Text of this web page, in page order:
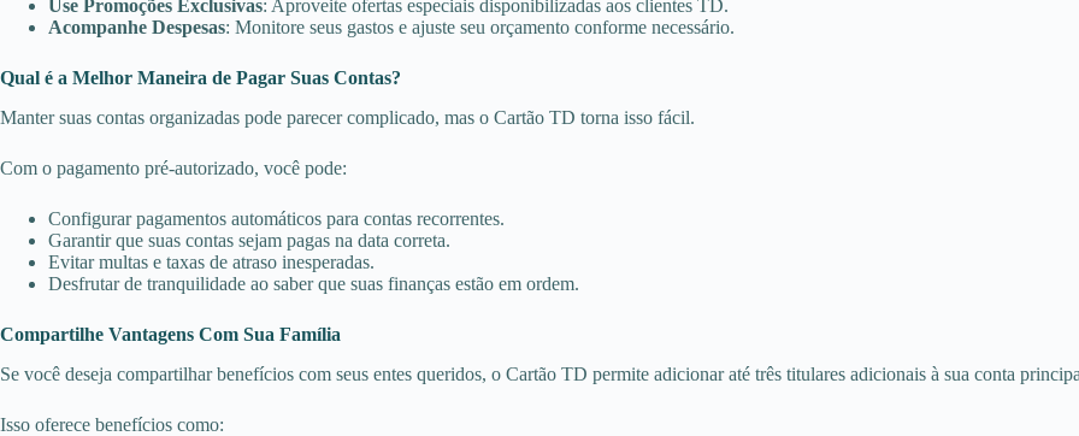
Use Promoções Exclusivas: Aproveite ofertas especiais disponibilizadas aos clientes TD.
Acompanhe Despesas: Monitore seus gastos e ajuste seu orçamento conforme necessário.
Qual é a Melhor Maneira de Pagar Suas Contas?
Manter suas contas organizadas pode parecer complicado, mas o Cartão TD torna isso fácil.
Com o pagamento pré-autorizado, você pode:
Configurar pagamentos automáticos para contas recorrentes.
Garantir que suas contas sejam pagas na data correta.
Evitar multas e taxas de atraso inesperadas.
Desfrutar de tranquilidade ao saber que suas finanças estão em ordem.
Compartilhe Vantagens Com Sua Família
Se você deseja compartilhar benefícios com seus entes queridos, o Cartão TD permite adicionar até três titulares adicionais à sua conta
Isso oferece benefícios como: